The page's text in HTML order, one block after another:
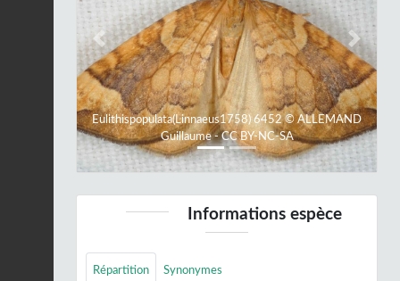
Eulithispopulata(Linnaeus1758) 6452 © ALLEMAND
Guillaume - CC BY-NC-SA
Previous Next
Informations espèce
Répartition Synonymes